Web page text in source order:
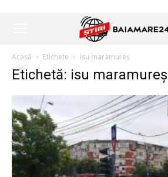
Acasă Etichete Isu maramureș
Etichetă: isu maramureș